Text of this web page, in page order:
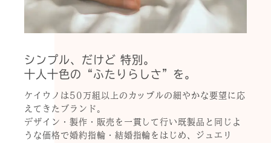
シンプル、だけど 特別。
十人十色の“ふたりらしさ”を。
ケイウノは50万組以上のカップルの細やかな要望に応
えてきたブランド。
デザイン・製作・販売を一貫して行い既製品と同じよ
うな価格で婚約指輪・結婚指輪をはじめ、ジュエリ